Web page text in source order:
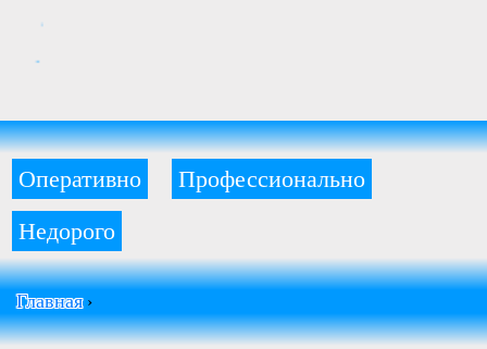
Оперативно
Профессионально
Недорого
Главная›